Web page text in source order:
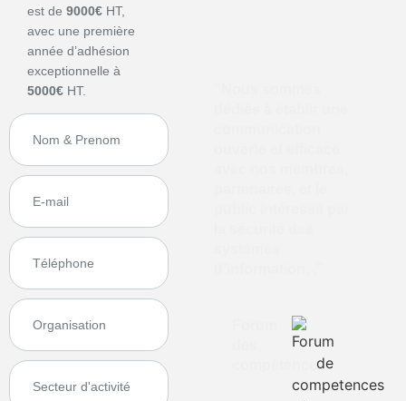
est de 9000€ HT,
avec une première
année d’adhésion
exceptionnelle à
5000€ HT.
compétences